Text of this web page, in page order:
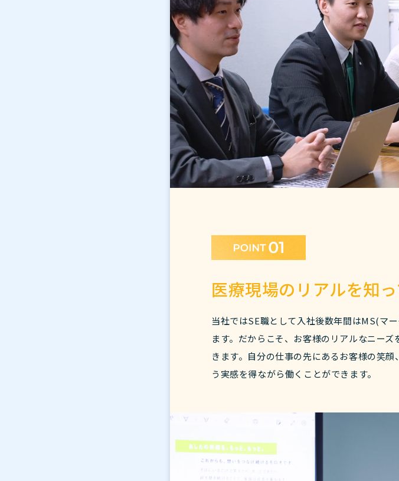
医療現場のリアルを知
当社ではSE職として入社後数年間はMS(マ
ます。だからこそ、お客様のリアルなニー
きます。自分の仕事の先にあるお客様の笑
う実感を得ながら働くことができます。